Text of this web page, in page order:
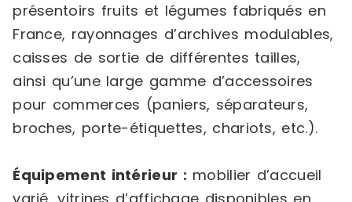
présentoirs fruits et légumes fabriqués en
France, rayonnages d’archives modulables,
caisses de sortie de différentes tailles,
ainsi qu’une large gamme d’accessoires
pour commerces (paniers, séparateurs,
broches, porte-étiquettes, chariots, etc.).
Équipement intérieur : mobilier d’accueil